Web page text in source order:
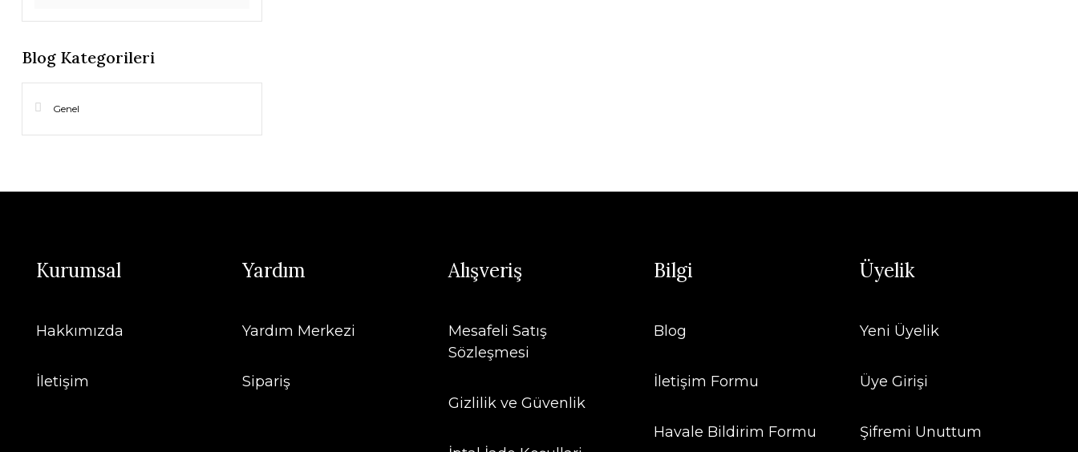
Blog Kategorileri
Genel
Kurumsal
Hakkımızda
İletişim
Yardım
Yardım Merkezi
Sipariş
Alışveriş
Mesafeli Satış
Sözleşmesi
Gizlilik ve Güvenlik
Bilgi
Blog
İletişim Formu
Havale Bildirim Formu
Üyelik
Yeni Üyelik
Üye Girişi
Şifremi Unuttum